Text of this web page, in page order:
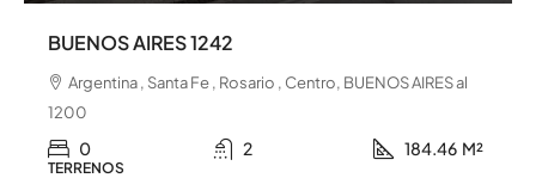
BUENOS AIRES 1242
Argentina , Santa Fe , Rosario , Centro, BUENOS AIRES al
1200
0 2 184.46 M²
TERRENOS